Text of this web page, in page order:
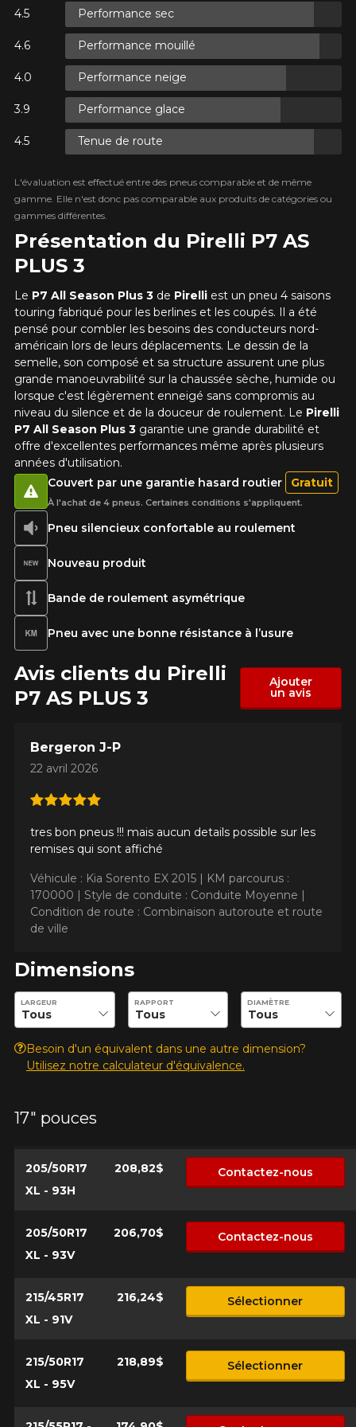
Présentation du Pirelli P7 AS
PLUS 3
Le P7 All Season Plus 3de Pirelliest un pneu 4 saisons
touring fabriqué pour les berlines et les coupés. Il a été
pensé pour combler les besoins des conducteurs nord-
américain lors de leurs déplacements. Le dessin de la
semelle, son composé et sa structure assurent une plus
grande manoeuvrabilité sur la chaussée sèche, humide ou
lorsque c'est légèrement enneigé sans compromis au
niveau du silence et de la douceur de roulement. Le Pirelli
P7 All Season Plus 3 garantie une grande durabilité et
offre d'excellentes performances même après plusieurs
années d'utilisation.
Performance sec
Performance mouillé
Performance neige
Performance glace
Tenue de route
L'évaluation est effectué entre des pneus comparable et de même
gamme. Elle n'est donc pas comparable aux produits de catégories ou
gammes différentes.
Pneu silencieux confortable au roulement
Nouveau produit
Bande de roulement asymétrique
Pneu avec une bonne résistance à l’usure
Couvert par une garantie hasard routier Gratuit
À l'achat de 4 pneus. Certaines conditions s'appliquent.
Avis clients du Pirelli
P7 AS PLUS 3
Ajouter
un avis
Bergeron J-P
22 avril 2026
tres bon pneus !!! mais aucun details possible sur les
remises qui sont affiché
Véhicule : Kia Sorento EX 2015 | KM parcourus :
170000 | Style de conduite : Conduite Moyenne |
Condition de route : Combinaison autoroute et route
de ville
Dimensions
Entrez les dimensions souhaitées pour vérifier la disponibilité
LARGEUR RAPPORT DIAMÈTRE
Besoin d'un équivalent dans une autre dimension?
Utilisez notre calculateur d'équivalence.
17" pouces
205/50R17
XL - 93H
208,82$ Contactez-nous
205/50R17
XL - 93V
206,70$ Contactez-nous
215/45R17
XL - 91V
216,24$ Sélectionner
215/50R17
XL - 95V
218,89$ Sélectionner
AJOUTER UN AVIS
Votre avis concernant le P7
AS PLUS 3
Nom
Courriel
Marque
Modèle